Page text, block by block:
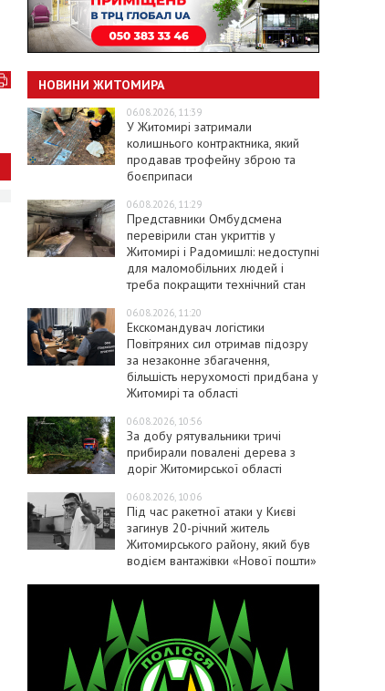
НОВИНИ ЖИТОМИРА
06.08.2026, 11:39
У Житомирі затримали
колишнього контрактника, який
продавав трофейну зброю та
боєприпаси
06.08.2026, 11:29
Представники Омбудсмена
перевірили стан укриттів у
Житомирі і Радомишлі: недоступні
для маломобільних людей і
треба покращити технічний стан
06.08.2026, 11:20
Екскомандувач логістики
Повітряних сил отримав підозру
за незаконне збагачення,
більшість нерухомості придбана у
Житомирі та області
06.08.2026, 10:56
За добу рятувальники тричі
прибирали повалені дерева з
доріг Житомирської області
06.08.2026, 10:06
Під час ракетної атаки у Києві
загинув 20-річний житель
Житомирського району, який був
водієм вантажівки «Нової пошти»